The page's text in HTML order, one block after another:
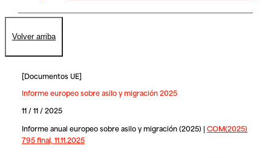
Volver arriba
[Documentos UE]
Informe europeo sobre asilo y migración 2025
11 / 11 / 2025
Informe anual europeo sobre asilo y migración (2025) | COM(2025)
795 final, 11.11.2025